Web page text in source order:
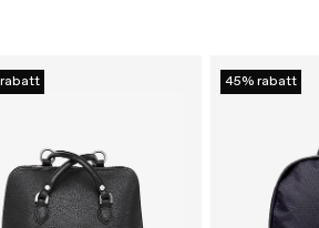
45% rabatt